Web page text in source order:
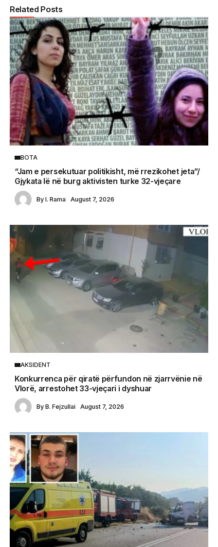
Related Posts
BOTA
“Jam e persekutuar politikisht, më rrezikohet jeta”/
Gjykata lë në burg aktivisten turke 32-vjeçare
By I. Rama August 7, 2026
AKSIDENT
Konkurrenca për qiratë përfundon në zjarrvënie në
Vlorë, arrestohet 33-vjeçari i dyshuar
By B. Fejzullai August 7, 2026